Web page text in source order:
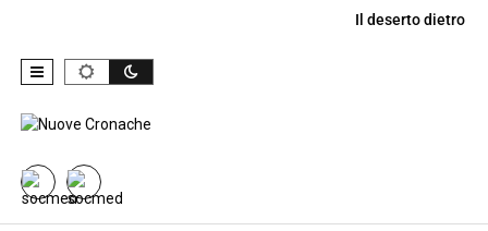
Il deserto dietro il